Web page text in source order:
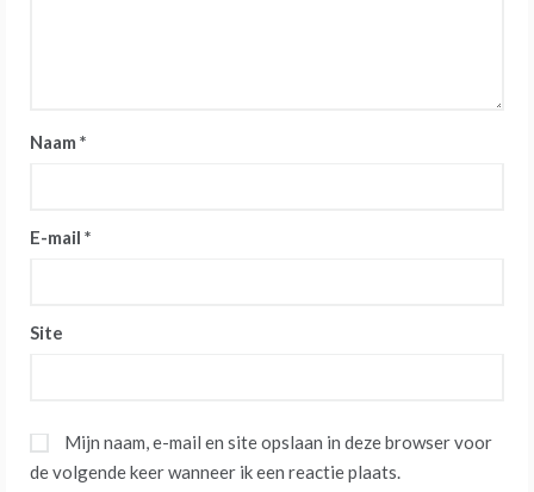
Naam *
E-mail *
Site
Mijn naam, e-mail en site opslaan in deze browser voor
de volgende keer wanneer ik een reactie plaats.